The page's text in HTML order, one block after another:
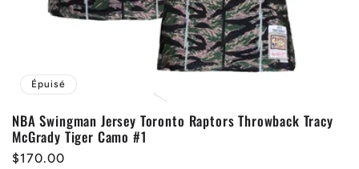
Épuisé
NBA Swingman Jersey Toronto Raptors Throwback Tracy
McGrady Tiger Camo #1
Prix
$170.00